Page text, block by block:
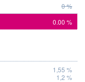
0 %
0.00 %
1,55 %
1,2 %